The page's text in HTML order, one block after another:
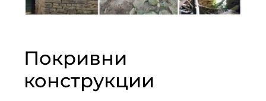
Покривни
конструкции